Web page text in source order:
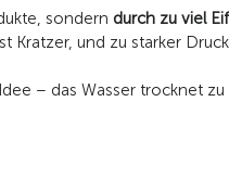
sondern durch zu viel
Kratzer, und zu starker
– das Wasser trocknet